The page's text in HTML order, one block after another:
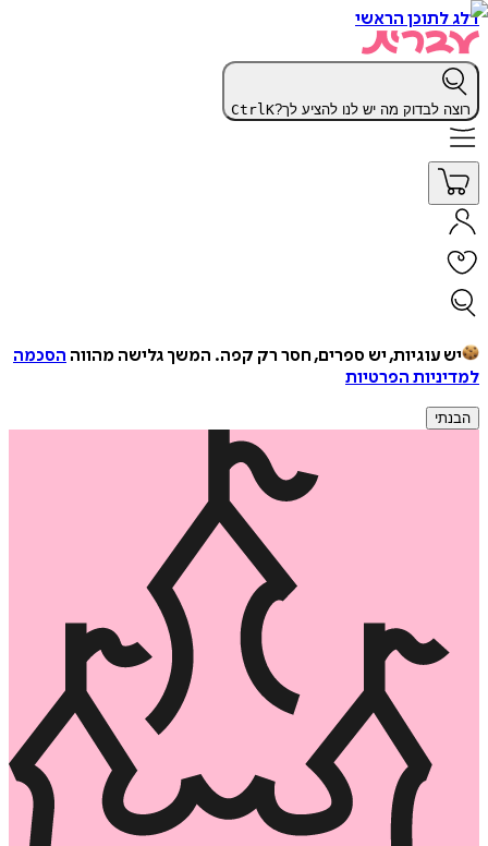
דלג לתוכן הראשי
רוצה לבדוק מה יש לנו להציע לך? CtrlK
יש עוגיות, יש ספרים, חסר רק קפה. המשך גלישה מהווה הסכמה
למדיניות הפרטיות
הבנתי